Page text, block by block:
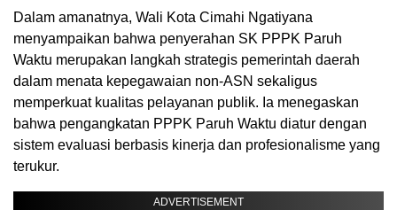
Dalam amanatnya, Wali Kota Cimahi Ngatiyana
menyampaikan bahwa penyerahan SK PPPK Paruh
Waktu merupakan langkah strategis pemerintah daerah
dalam menata kepegawaian non-ASN sekaligus
memperkuat kualitas pelayanan publik. Ia menegaskan
bahwa pengangkatan PPPK Paruh Waktu diatur dengan
sistem evaluasi berbasis kinerja dan profesionalisme yang
terukur.
ADVERTISEMENT